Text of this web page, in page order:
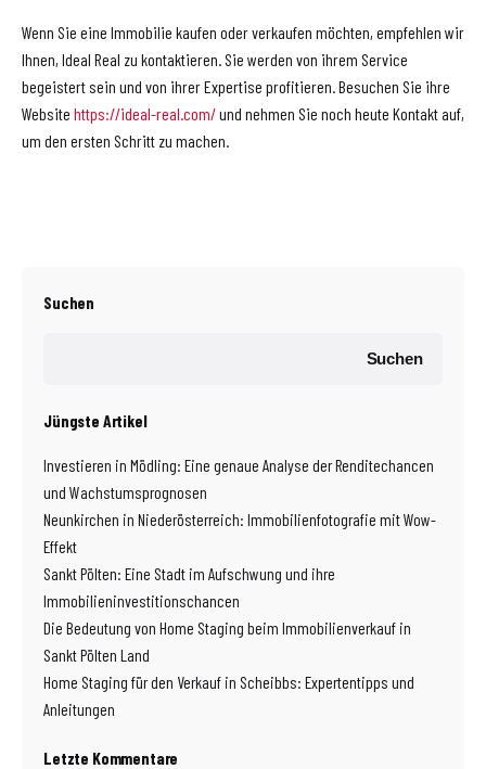
Wenn Sie eine Immobilie kaufen oder verkaufen möchten, empfehlen wir
Ihnen, Ideal Real zu kontaktieren. Sie werden von ihrem Service
begeistert sein und von ihrer Expertise profitieren. Besuchen Sie ihre
Website https://ideal-real.com/und nehmen Sie noch heute Kontakt auf,
um den ersten Schritt zu machen.
Suchen
Suchen
Jüngste Artikel
Investieren in Mödling: Eine genaue Analyse der Renditechancen
und Wachstumsprognosen
Neunkirchen in Niederösterreich: Immobilienfotografie mit Wow-
Effekt
Sankt Pölten: Eine Stadt im Aufschwung und ihre
Immobilieninvestitionschancen
Die Bedeutung von Home Staging beim Immobilienverkauf in
Sankt Pölten Land
Home Staging für den Verkauf in Scheibbs: Expertentipps und
Anleitungen
Letzte Kommentare